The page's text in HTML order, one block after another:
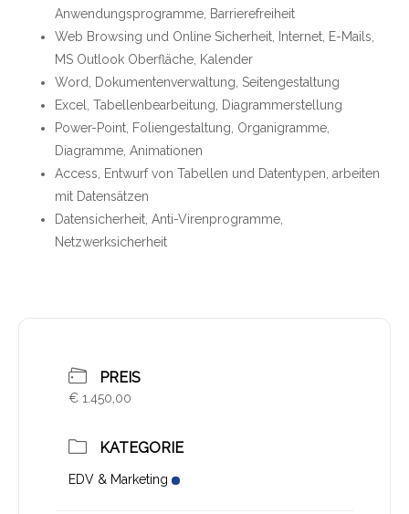
Anwendungsprogramme, Barrierefreiheit
Web Browsing und Online Sicherheit, Internet, E-Mails,
MS Outlook Oberfläche, Kalender
Word, Dokumentenverwaltung, Seitengestaltung
Excel, Tabellenbearbeitung, Diagrammerstellung
Power-Point, Foliengestaltung, Organigramme,
Diagramme, Animationen
Access, Entwurf von Tabellen und Datentypen, arbeiten
mit Datensätzen
Datensicherheit, Anti-Virenprogramme,
Netzwerksicherheit
PREIS
€ 1.450,00
KATEGORIE
EDV & Marketing